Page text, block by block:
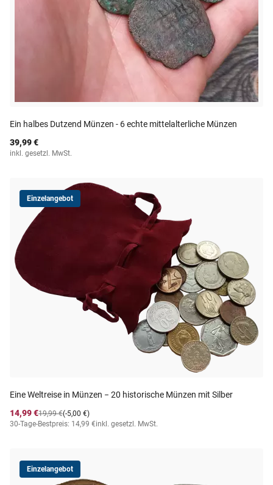
Ein halbes Dutzend Münzen - 6 echte mittelalterliche Münzen
39,99 €
inkl. gesetzl. MwSt.
Einzelangebot
Eine Weltreise in Münzen − 20 historische Münzen mit Silber
14,99 €
(-5,00 €)
19,99 €
30-Tage-Bestpreis: 14,99 €inkl. gesetzl. MwSt.
Einzelangebot